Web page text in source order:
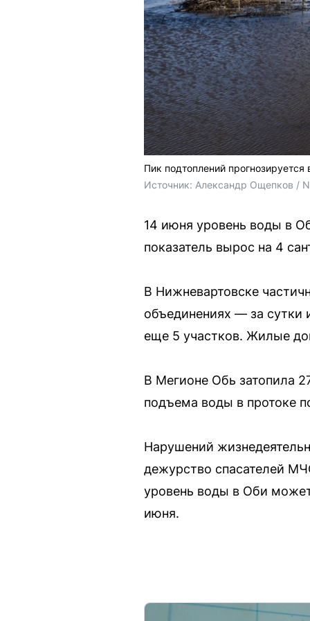
Пик подтоплений
Источник: Александр Ощепков /
14 июня уровень воды в
показатель вырос на 4
В Нижневартовске
объединениях — за сутки
еще 5 участков. Жилые
В Мегионе Обь затопила
подъема воды в протоке
Нарушений
дежурство спасателей
уровень воды в Оби
июня.